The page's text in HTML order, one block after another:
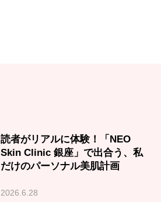
読者がリアルに体験！「NEO
Skin Clinic 銀座」で出合う、私
だけのパーソナル美肌計画
2026.6.28